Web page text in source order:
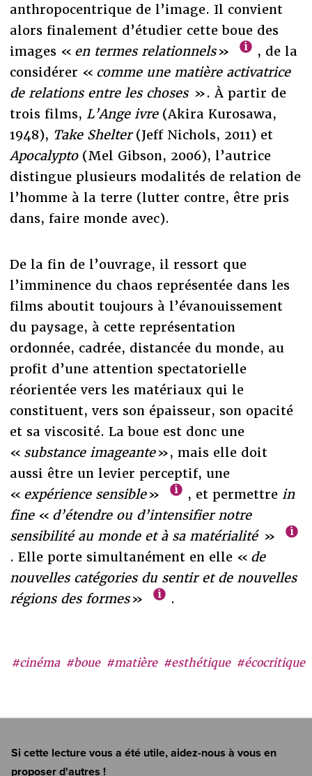
#cinéma #boue #matière #esthétique #écocritique
anthropocentrique de l’image. Il convient
alors finalement d’étudier cette boue des
images « en termes relationnels»
, de la
considérer « comme une matière activatrice
de relations entre les choses ». À partir de
trois films, L’Ange ivre (Akira Kurosawa,
1948), Take Shelter(Jeff Nichols, 2011) et
Apocalypto (Mel Gibson, 2006), l’autrice
distingue plusieurs modalités de relation de
l’homme à la terre (lutter contre, être pris
dans, faire monde avec).
De la fin de l’ouvrage, il ressort que
l’imminence du chaos représentée dans les
films aboutit toujours à l’évanouissement
du paysage, à cette représentation
ordonnée, cadrée, distancée du monde, au
profit d’une attention spectatorielle
réorientée vers les matériaux qui le
constituent, vers son épaisseur, son opacité
et sa viscosité. La boue est donc une
« substance imageante», mais elle doit
aussi être un levier perceptif, une
« expérience sensible» , et permettre in
fine « d’étendre ou d’intensifier notre
sensibilité au monde et à sa matérialité »
. Elle porte simultanément en elle « de
nouvelles catégories du sentir et de nouvelles
régions des formes» .
Si cette lecture vous a été utile, aidez-nous à vous en
proposer d'autres !